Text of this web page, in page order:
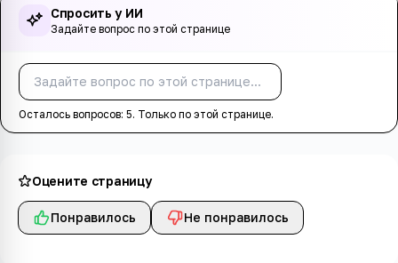
Спросить у ИИ
Задайте вопрос по этой странице
Осталось вопросов: 5. Только по этой странице.
Оцените страницу
Понравилось Не понравилось